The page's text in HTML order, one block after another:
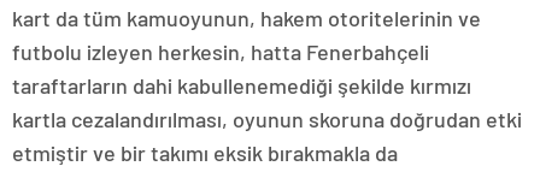
kart da tüm kamuoyunun, hakem otoritelerinin ve
futbolu izleyen herkesin, hatta Fenerbahçeli
taraftarların dahi kabullenemediği şekilde kırmızı
kartla cezalandırılması, oyunun skoruna doğrudan etki
etmiştir ve bir takımı eksik bırakmakla da